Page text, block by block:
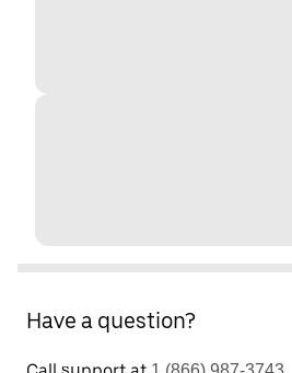
Have a question?